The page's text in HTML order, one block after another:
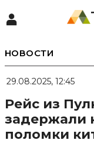
НОВОСТИ
29.08.2025, 12:45
Рейс из
задержали
поломки